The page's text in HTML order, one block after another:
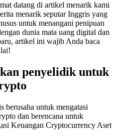
datang di artikel menarik kami
menarik seputar Inggris yang
untuk menangani penipuan
dunia mata uang digital dan
artikel ini wajib Anda baca
penyelidik untuk
berusaha untuk mengatasi
dan berencana untuk
Keuangan Cryptocurrency Aset